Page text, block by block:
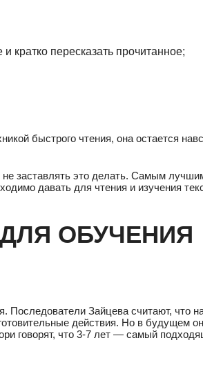
кратко пересказать прочитанное;
быстрого чтения, она остается
не заставлять это делать. Самым
давать для чтения и изучения
ОБУЧЕНИЯ
Последователи Зайцева считают, что
действия. Но в будущем
говорят, что 3-7 лет — самый